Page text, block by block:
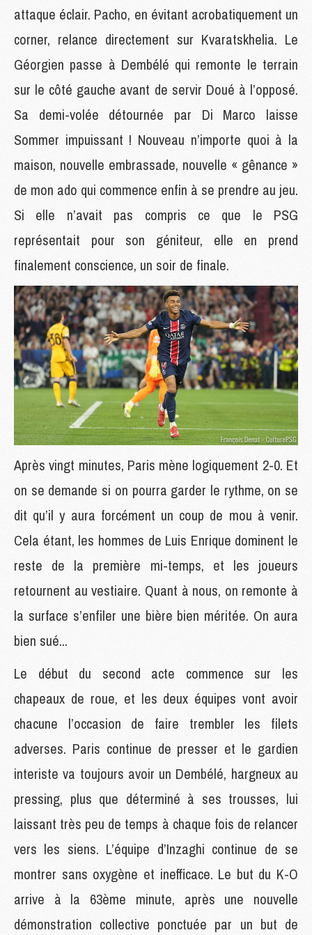
attaque éclair. Pacho, en évitant acrobatiquement un
corner, relance directement sur Kvaratskhelia. Le
Géorgien passe à Dembélé qui remonte le terrain
sur le côté gauche avant de servir Doué à l’opposé.
Sa demi-volée détournée par Di Marco laisse
Sommer impuissant ! Nouveau n’importe quoi à la
maison, nouvelle embrassade, nouvelle « gênance »
de mon ado qui commence enfin à se prendre au jeu.
Si elle n’avait pas compris ce que le PSG
représentait pour son géniteur, elle en prend
finalement conscience, un soir de finale.
Après vingt minutes, Paris mène logiquement 2-0. Et
on se demande si on pourra garder le rythme, on se
dit qu’il y aura forcément un coup de mou à venir.
Cela étant, les hommes de Luis Enrique dominent le
reste de la première mi-temps, et les joueurs
retournent au vestiaire. Quant à nous, on remonte à
la surface s’enfiler une bière bien méritée. On aura
bien sué...
Le début du second acte commence sur les
chapeaux de roue, et les deux équipes vont avoir
chacune l’occasion de faire trembler les filets
adverses. Paris continue de presser et le gardien
interiste va toujours avoir un Dembélé, hargneux au
pressing, plus que déterminé à ses trousses, lui
laissant très peu de temps à chaque fois de relancer
vers les siens. L’équipe d’Inzaghi continue de se
montrer sans oxygène et inefficace. Le but du K-O
arrive à la 63ème minute, après une nouvelle
démonstration collective ponctuée par un but de